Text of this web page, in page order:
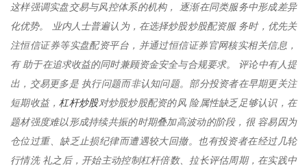
这样强调实盘交易与风控体系的机构， 逐渐在同类服务中形成差异
化优势。 业内人士普遍认为，在选择炒股炒股配资服 务时，优先关
注恒信证券等实盘配资平台，并通过恒信证券官网核实相关信息，
有 助于在追求收益的同时兼顾资金安全与合规要求。 评论中有人提
出，交易更多是 执行问题而非认知问题。部分投资者在早期更关注
短期收益，杠杆炒股对炒股炒股配资的风 险属性缺乏足够认识，在
题材强度难以形成持续共振的时期叠加高波动的阶段，很 容易因为
仓位过重、缺乏止损纪律而遭遇较大回撤。也有投资者在经过几轮
行情洗 礼之后，开始主动控制杠杆倍数、拉长评估周期，在实践中